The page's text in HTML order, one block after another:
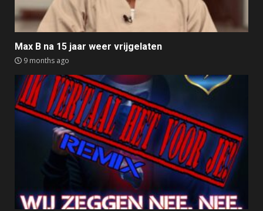
Max B na 15 jaar weer vrijgelaten
9 months ago